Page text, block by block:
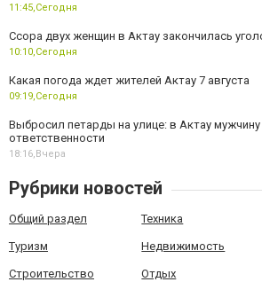
11:45,Сегодня
Ссора двух женщин в Актау закончилась
10:10,Сегодня
Какая погода ждет жителей Актау 7 августа
09:19,Сегодня
Выбросил петарды на улице: в Актау
ответственности
18:16, Вчера
Рубрики новостей
Общий раздел Техника
Туризм Недвижимость
Строительство Отдых